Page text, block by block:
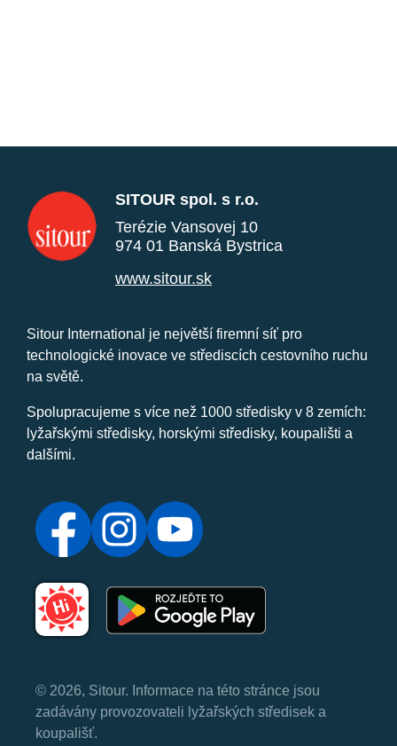
SITOUR spol. s r.o.
Terézie Vansovej 10
974 01 Banská Bystrica
www.sitour.sk
Sitour International je největší firemní síť pro
technologické inovace ve střediscích cestovního ruchu
na světě.
Spolupracujeme s více než 1000 středisky v 8 zemích:
lyžařskými středisky, horskými středisky, koupališti a
dalšími.
© 2026, Sitour. Informace na této stránce jsou
zadávány provozovateli lyžařských středisek a
koupališť.